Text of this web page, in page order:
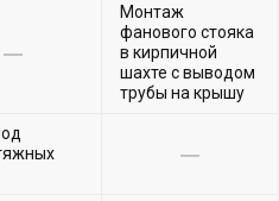
Монтаж
фанового стояка
в кирпичной
шахте с выводом
трубы на крышу